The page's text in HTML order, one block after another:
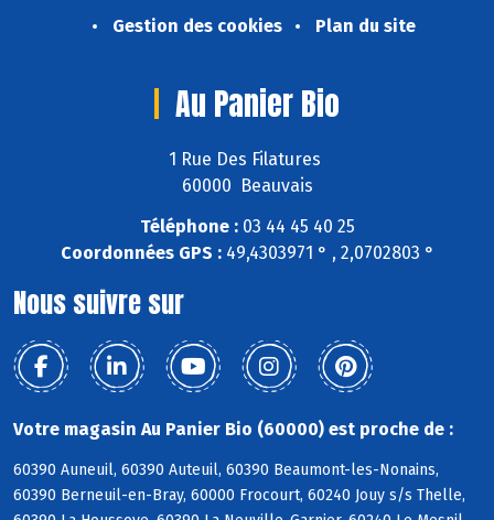
Gestion des cookies
Plan du site
Au Panier Bio
1 Rue Des Filatures
60000 Beauvais
Téléphone :03 44 45 40 25
Coordonnées GPS :49,4303971 ° , 2,0702803 °
Nous suivre sur
Votre magasin Au Panier Bio (60000) est proche de :
60390 Auneuil, 60390 Auteuil, 60390 Beaumont-les-Nonains,
60390 Berneuil-en-Bray, 60000 Frocourt, 60240 Jouy s/s Thelle,